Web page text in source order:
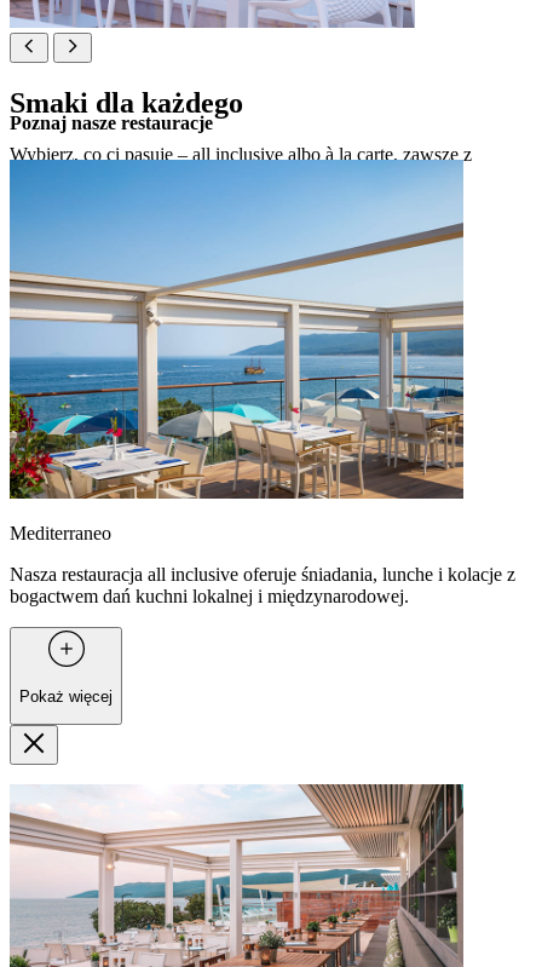
Smaki dla każdego
Wybierz, co ci pasuje – all inclusive albo à la carte, zawsze z
Poznaj nasze restauracje
Mediterraneo
Nasza restauracja all inclusive oferuje śniadania, lunche i kolacje z
bogactwem dań kuchni lokalnej i międzynarodowej.
Pokaż więcej